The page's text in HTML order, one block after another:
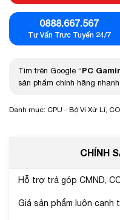
0888.667.567
Tư Vấn Trực Tuyến 24/7
Tìm trên Google “PC
sản phẩm chính hãng
Danh mục: CPU - Bộ Vi Xử Lí,
CHÍNH
Hỗ trợ trả góp CMND,
Giá sản phẩm luôn cạnh